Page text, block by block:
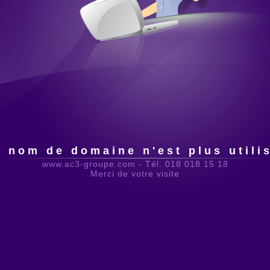
nom de domaine n'est plus
www.ac3-groupe.com - Tél. 018 018 15 18
Merci de votre visite